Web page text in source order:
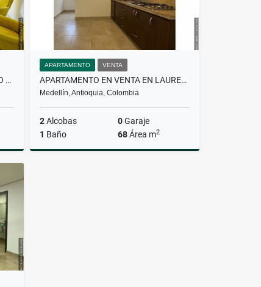
PARCELACIÓN EN VENTA EN LLANO GRANDE
APARTAMENTO VENTA
APARTAMENTO EN VENTA EN LAURELES
Medellín, Antioquia, Colombia
2Alcobas 0Garaje
1 Baño 68Área m2